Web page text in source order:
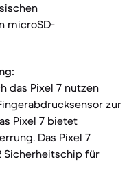
microSD-
das Pixel 7 nutzen
zur
Pixel 7 bietet
Das Pixel 7
Sicherheitschip für